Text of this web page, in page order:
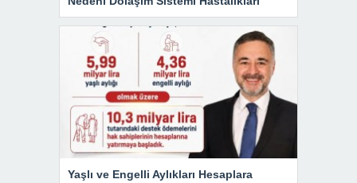
Yaşlı ve Engelli Aylıkları Hesaplara